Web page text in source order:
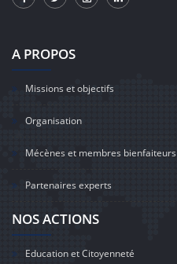
A PROPOS
Missions et objectifs
Organisation
Mécènes et membres bienfaiteurs
Partenaires experts
NOS ACTIONS
Education et Citoyenneté